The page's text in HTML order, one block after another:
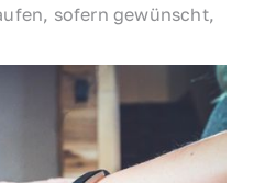
sofern gewünscht,